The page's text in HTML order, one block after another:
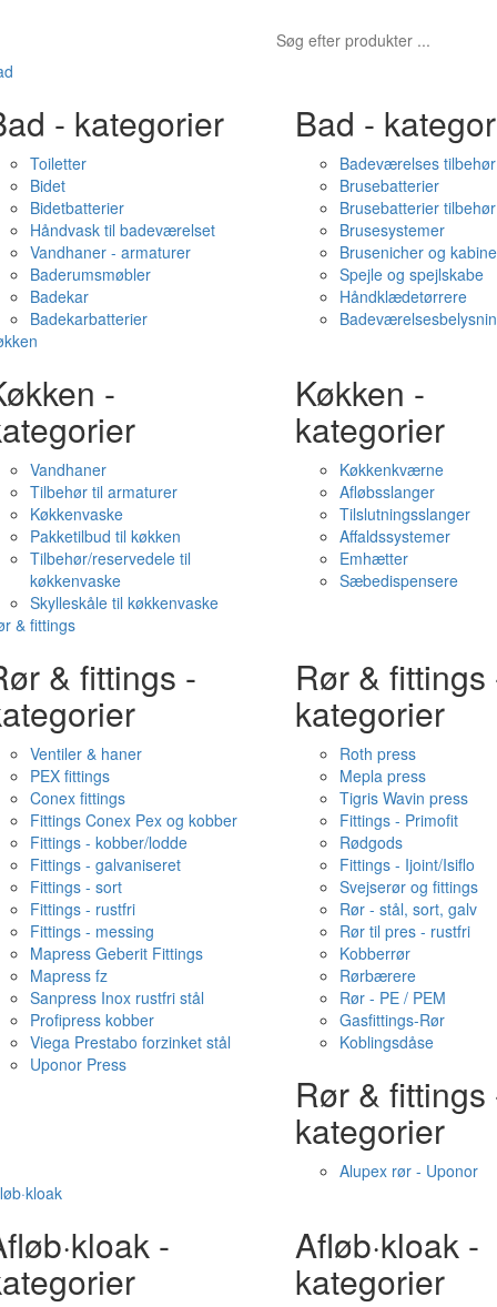
- kategorier
Toiletter
Bidet
Bidetbatterier
Håndvask til badeværelset
Vandhaner - armaturer
Baderumsmøbler
Badekar
Badekarbatterier
Bad -
Badeværelses tilbehør
Brusebatterier
Brusebatterier tilbehør
Brusesystemer
Brusenicher og
Spejle og spejlskabe
Håndklædetørrere
-
Vandhaner
Tilbehør til armaturer
Køkkenvaske
Pakketilbud til køkken
Tilbehør/reservedele til
køkkenvaske
Skylleskåle til køkkenvaske
Køkken -
kategorier
Køkkenkværne
Afløbsslanger
Tilslutningsslanger
Affaldssystemer
Emhætter
Sæbedispensere
& fittings
& fittings -
Ventiler & haner
PEX fittings
Conex fittings
Fittings Conex Pex og kobber
Fittings - kobber/lodde
Fittings - galvaniseret
Fittings - sort
Fittings - rustfri
Fittings - messing
Mapress Geberit Fittings
Mapress fz
Sanpress Inox rustfri stål
Profipress kobber
Viega Prestabo forzinket stål
Uponor Press
Rør & fittings
kategorier
Roth press
Mepla press
Tigris Wavin press
Fittings - Primofit
Rødgods
Fittings - Ijoint/Isiflo
Svejserør og fittings
Rør - stål, sort, galv
Rør til pres - rustfri
Kobberrør
Rørbærere
Rør - PE / PEM
Gasfittings-Rør
Koblingsdåse
Rør & fittings
kategorier
Alupex rør - Uponor
- Afløb·kloak -
kategorier